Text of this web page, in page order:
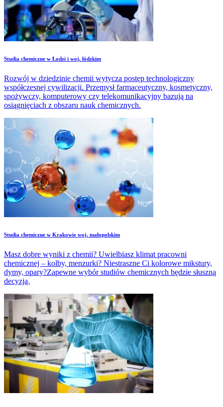
Studia chemiczne w Łodzi i woj. łódzkim
Rozwój w dziedzinie chemii wytycza postęp technologiczny
współczesnej cywilizacji. Przemysł farmaceutyczny, kosmetyczny,
spożywczy, komputerowy czy telekomunikacyjny bazują na
osiągnięciach z obszaru nauk chemicznych.
Studia chemiczne w Krakowie woj. małopolskim
Masz dobre wyniki z chemii? Uwielbiasz klimat pracowni
chemicznej – kolby, menzurki? Niestraszne Ci kolorowe mikstury,
dymy, opary?Zapewne wybór studiów chemicznych będzie słuszną
decyzją.